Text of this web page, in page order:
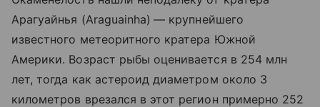
Арагуайнья (Araguainha) — крупнейшего
известного метеоритного кратера Южной
Америки. Возраст рыбы оценивается в 254 млн
лет, тогда как астероид диаметром около 3
километров врезался в этот регион примерно 252